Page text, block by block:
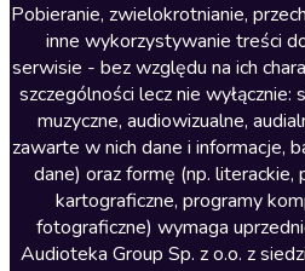
Literatura anglojęzyczna
Literatura faktu
Literatura obyczajowa
Literatura piękna obca
Literatura piękna polska
Nagrania relaksacyjne
Nauka języków
Pobieranie, zwielokrotnianie,
inne wykorzystywanie treści
serwisie - bez względu na ich
szczególności lecz nie wyłącznie:
muzyczne, audiowizualne,
zawarte w nich dane i informacje,
dane) oraz formę (np. literackie,
kartograficzne, programy
fotograficzne) wymaga
Audioteka Group Sp. z o.o. z